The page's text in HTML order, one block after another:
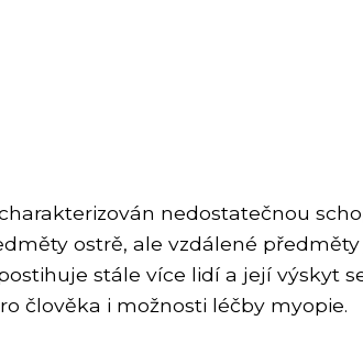
nedostatečnou
ostrě, ale vzdálené
stále více lidí a její výskyt
člověka i možnosti léčby myopie.